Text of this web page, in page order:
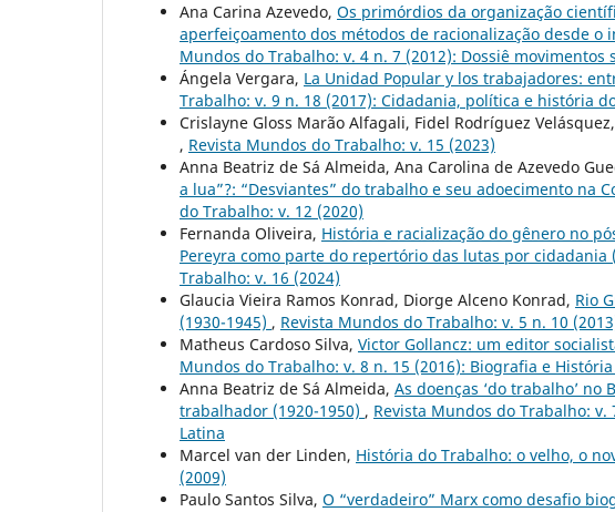
Ana Carina Azevedo, Os primórdios da organização
aperfeiçoamento dos métodos de racionalização desde o
Mundos do Trabalho: v. 4 n. 7 (2012): Dossiê movimentos
Ángela Vergara, La Unidad Popular y los trabajadores:
Trabalho: v. 9 n. 18 (2017): Cidadania, política e história
Crislayne Gloss Marão Alfagali, Fidel Rodríguez Velásquez,
, Revista Mundos do Trabalho: v. 15 (2023)
Anna Beatriz de Sá Almeida, Ana Carolina de Azevedo
a lua”?: “Desviantes” do trabalho e seu adoecimento na
do Trabalho: v. 12 (2020)
Fernanda Oliveira, História e racialização do gênero no
Pereyra como parte do repertório das lutas por cidadania
Trabalho: v. 16 (2024)
Glaucia Vieira Ramos Konrad, Diorge Alceno Konrad, Rio
(1930-1945) , Revista Mundos do Trabalho: v. 5 n. 10
Matheus Cardoso Silva, Victor Gollancz: um editor
Mundos do Trabalho: v. 8 n. 15 (2016): Biografia e
Anna Beatriz de Sá Almeida, As doenças ‘do trabalho’
trabalhador (1920-1950) , Revista Mundos do Trabalho:
Latina
Marcel van der Linden, História do Trabalho: o velho, o
(2009)
Paulo Santos Silva, O “verdadeiro” Marx como desafio